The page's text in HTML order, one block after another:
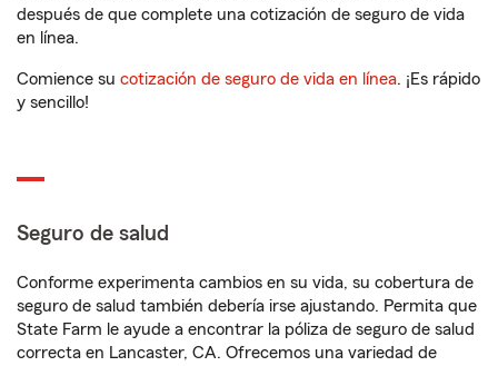
después de que complete una cotización de seguro de vida
en línea.
Comience su cotización de seguro de vida en línea. ¡Es rápido
y sencillo!
Seguro de salud
Conforme experimenta cambios en su vida, su cobertura de
seguro de salud también debería irse ajustando. Permita que
State Farm le ayude a encontrar la póliza de seguro de salud
correcta en Lancaster, CA. Ofrecemos una variedad de